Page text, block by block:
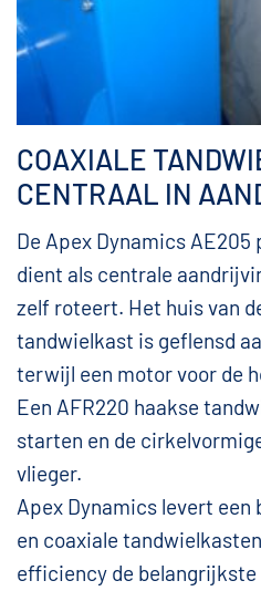
COAXIALE
CENTRAAL IN
De Apex Dynamics
dient als centrale
zelf roteert. Het huis van
tandwielkast is geflensd
terwijl een motor voor de
Een AFR220 haakse
starten en de
vlieger.
Apex Dynamics levert een
en coaxiale
efficiency de